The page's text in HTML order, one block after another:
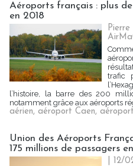
Aéroports français : plus
en 2018
Pierre
trafic
l’histoire, la barre des 200
notamment grâce aux aéroports
aérien, aéroport Caen,
Union des Aéroports
175 millions de passagers
| 12/